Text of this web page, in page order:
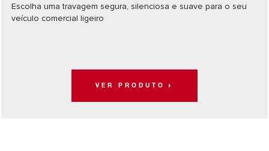
Escolha uma travagem segura, silenciosa e suave para o seu
veículo comercial ligeiro
VER PRODUTO